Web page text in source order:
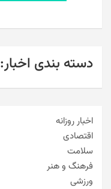
دسته بندی اخبار:
اخبار روزانه
اقتصادی
سلامت
فرهنگ و هنر
ورزشی